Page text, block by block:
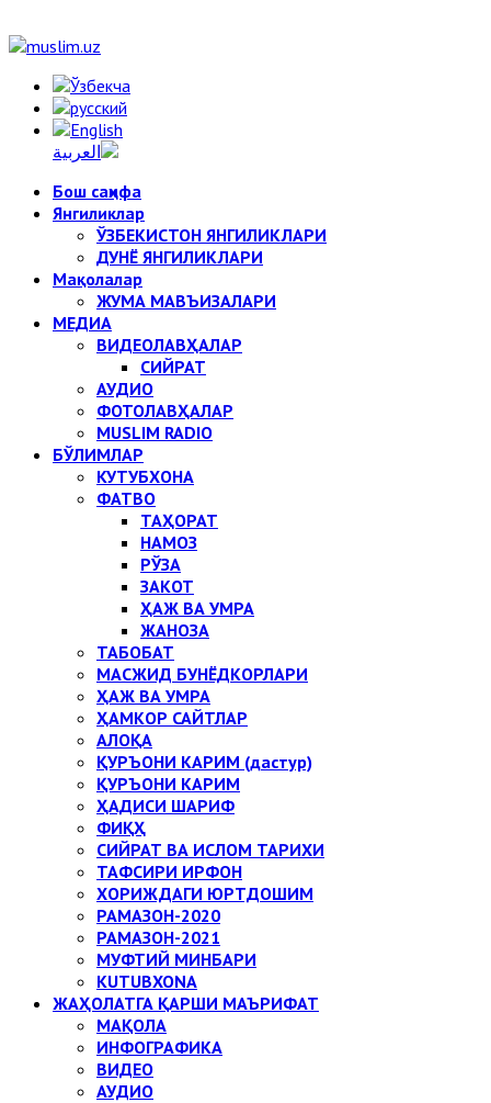
Бош саҳифа
Янгиликлар
ЎЗБЕКИСТОН ЯНГИЛИКЛАРИ
ДУНЁ ЯНГИЛИКЛАРИ
Мақолалар
ЖУМА МАВЪИЗАЛАРИ
МЕДИА
ВИДЕОЛАВҲАЛАР
СИЙРАТ
АУДИО
ФОТОЛАВҲАЛАР
MUSLIM RADIO
БЎЛИМЛАР
КУТУБХОНА
ФАТВО
ТАҲОРАТ
НАМОЗ
РЎЗА
ЗАКОТ
ҲАЖ ВА УМРА
ЖАНОЗА
ТАБОБАТ
МАСЖИД БУНЁДКОРЛАРИ
ҲАЖ ВА УМРА
ҲАМКОР САЙТЛАР
АЛОҚА
ҚУРЪОНИ КАРИМ (дастур)
ҚУРЪОНИ КАРИМ
ҲАДИСИ ШАРИФ
ФИҚҲ
СИЙРАТ ВА ИСЛОМ ТАРИХИ
ТАФСИРИ ИРФОН
ХОРИЖДАГИ ЮРТДОШИМ
РАМАЗОН-2020
РАМАЗОН-2021
МУФТИЙ МИНБАРИ
KUTUBXONA
ЖАҲОЛАТГА ҚАРШИ МАЪРИФАТ
МАҚОЛА
ИНФОГРАФИКА
ВИДЕО
АУДИО